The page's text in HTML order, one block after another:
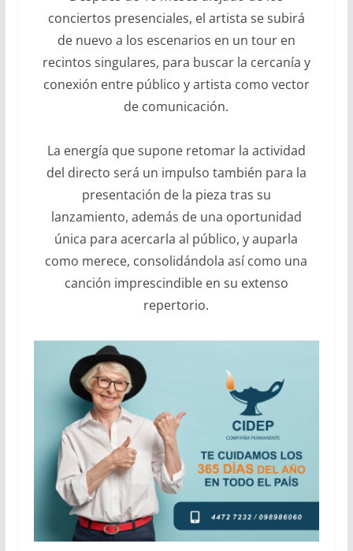
conciertos presenciales, el artista se subirá
de nuevo a los escenarios en un tour en
recintos singulares, para buscar la cercanía y
conexión entre público y artista como vector
de comunicación.
La energía que supone retomar la actividad
del directo será un impulso también para la
presentación de la pieza tras su
lanzamiento, además de una oportunidad
única para acercarla al público, y auparla
como merece, consolidándola así como una
canción imprescindible en su extenso
repertorio.